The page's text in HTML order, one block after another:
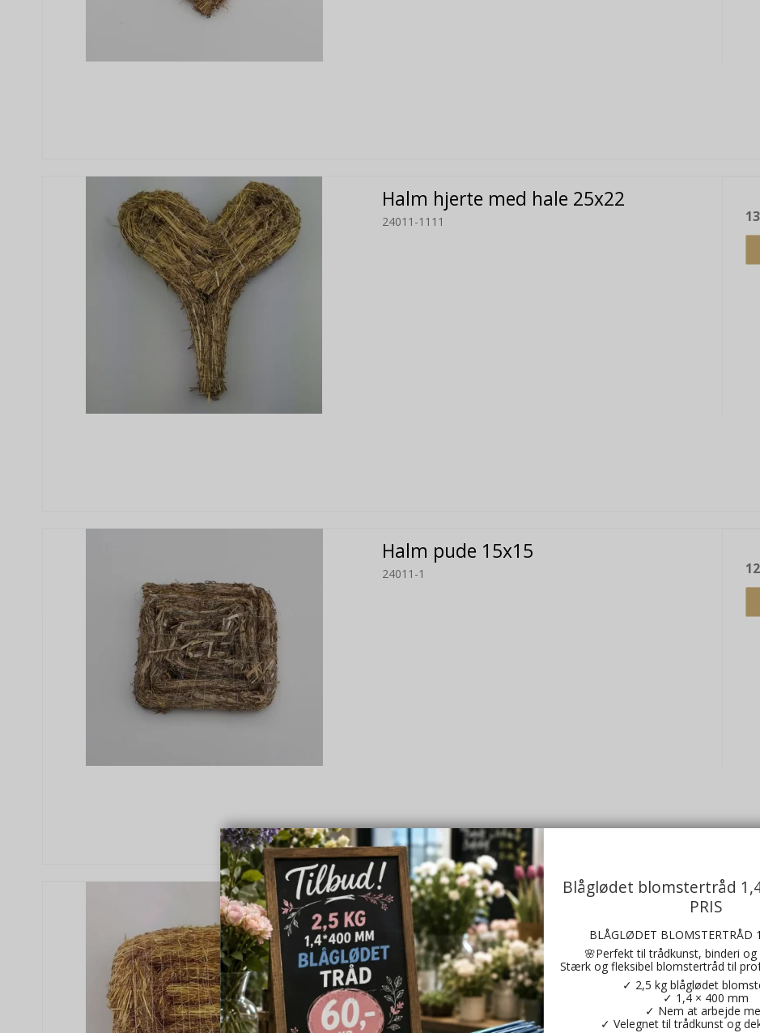
Halm hjerte med hale 25x22
24011-1111
Halm pude 15x15
24011-1
Halm pude 20x15
24011-11
Blåglødet blomstertråd
PRIS
BLÅGLØDET BLOMSTERTRÅD
🌸Perfekt til trådkunst, binderi
Stærk og fleksibel blomstertråd til
✓ 2,5 kg blåglødet
✓ 1,4 × 400 mm
✓ Nem at arbejde
✓ Velegnet til trådkunst og